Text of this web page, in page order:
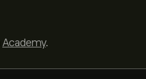
Academy.